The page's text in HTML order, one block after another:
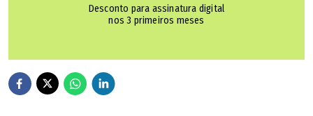
Desconto para assinatura digital
nos 3 primeiros meses